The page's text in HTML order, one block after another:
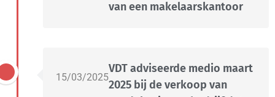
van een makelaarskantoor
15/03/2025
VDT adviseerde medio maart
2025 bij de verkoop van